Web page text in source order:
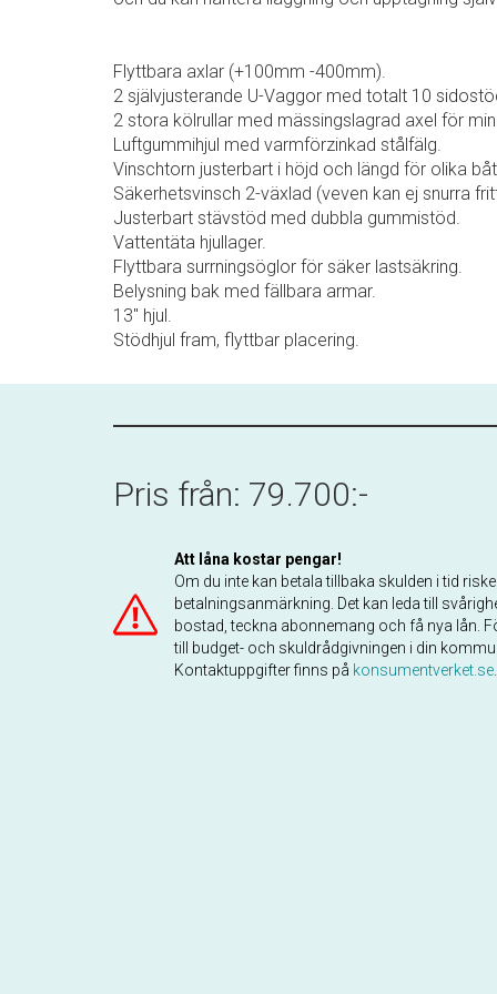
Flyttbara axlar (+100mm -400mm).
2 självjusterande U-Vaggor med totalt 10
2 stora kölrullar med mässingslagrad axel för
Luftgummihjul med varmförzinkad stålfälg.
Vinschtorn justerbart i höjd och längd för olika
Säkerhetsvinsch 2-växlad (veven kan ej snurra
Justerbart stävstöd med dubbla gummistöd.
Vattentäta hjullager.
Flyttbara surrningsöglor för säker lastsäkring.
Belysning bak med fällbara armar.
13" hjul.
Stödhjul fram, flyttbar placering.
Pris från: 79.700:-
Att låna kostar pengar!
Om du inte kan betala tillbaka skulden i tid
betalningsanmärkning. Det kan leda till
bostad, teckna abonnemang och få nya lån.
till budget- och skuldrådgivningen i din
Kontaktuppgifter finns på konsumentverket.se